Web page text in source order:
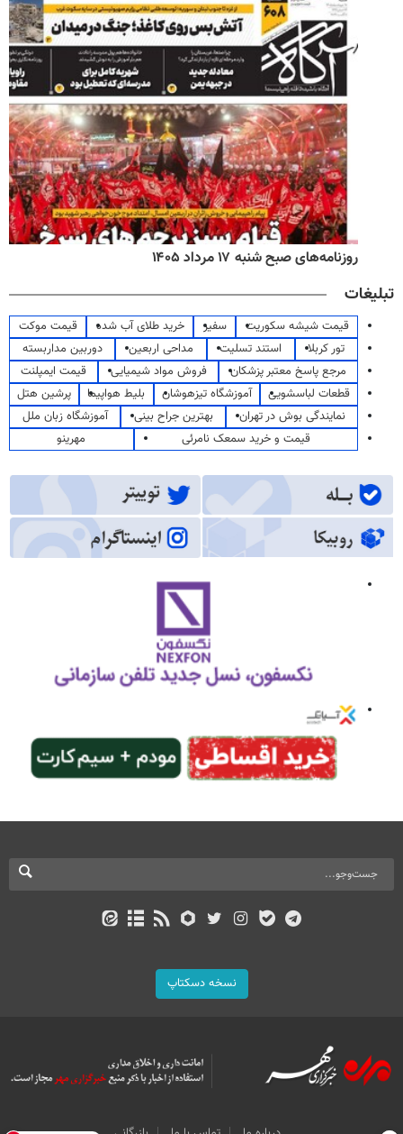
روزنامه‌های صبح شنبه ۱۷ مرداد ۱۴۰۵
تبلیغات
قیمت شیشه سکوریت سفیر خرید طلای آب شده
قیمت موکت
تور کربلا
استند تسلیت مداحی اربعین
دوربین مداربسته
مرجع پاسخ معتبر پزشکان
فروش مواد شیمیایی
قیمت ایمپلنت
قطعات لباسشویی
آموزشگاه تیزهوشان بلیط هواپیما
پرشین هتل
نمایندگی بوش در تهران
بهترین جراح بینی
آموزشگاه زبان ملل
قیمت و خرید سمعک نامرئی
مهرینو
نسخه دسکتاپ